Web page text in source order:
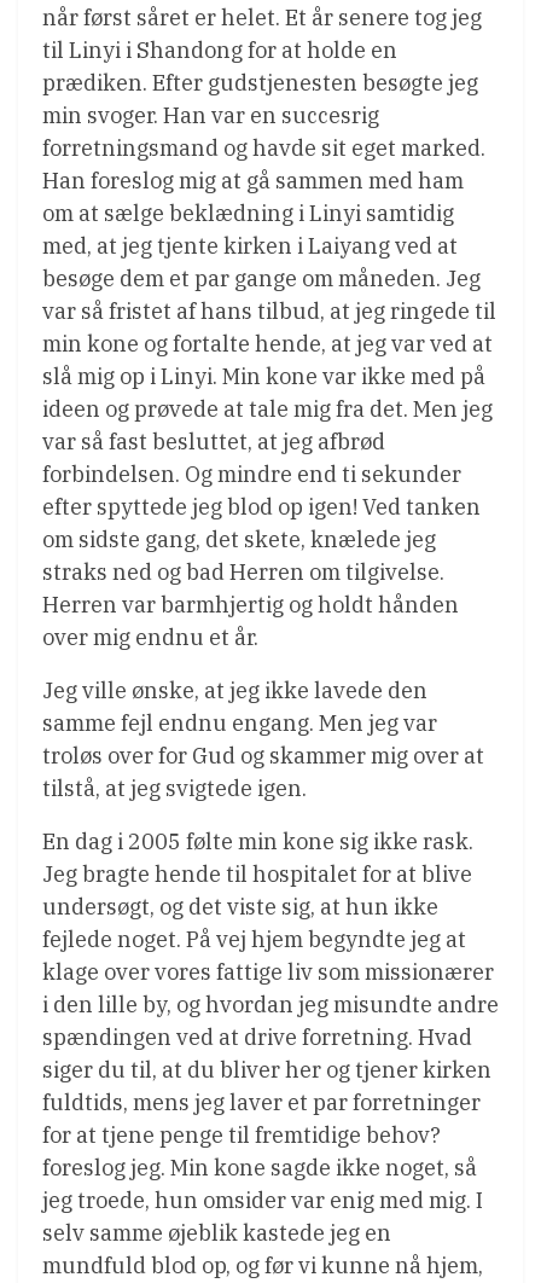
når først såret er helet. Et år senere tog jeg
til Linyi i Shandong for at holde en
prædiken. Efter gudstjenesten besøgte jeg
min svoger. Han var en succesrig
forretningsmand og havde sit eget marked.
Han foreslog mig at gå sammen med ham
om at sælge beklædning i Linyi samtidig
med, at jeg tjente kirken i Laiyang ved at
besøge dem et par gange om måneden. Jeg
var så fristet af hans tilbud, at jeg ringede til
min kone og fortalte hende, at jeg var ved at
slå mig op i Linyi. Min kone var ikke med på
ideen og prøvede at tale mig fra det. Men jeg
var så fast besluttet, at jeg afbrød
forbindelsen. Og mindre end ti sekunder
efter spyttede jeg blod op igen! Ved tanken
om sidste gang, det skete, knælede jeg
straks ned og bad Herren om tilgivelse.
Herren var barmhjertig og holdt hånden
over mig endnu et år.
Jeg ville ønske, at jeg ikke lavede den
samme fejl endnu engang. Men jeg var
troløs over for Gud og skammer mig over at
tilstå, at jeg svigtede igen.
En dag i 2005 følte min kone sig ikke rask.
Jeg bragte hende til hospitalet for at blive
undersøgt, og det viste sig, at hun ikke
fejlede noget. På vej hjem begyndte jeg at
klage over vores fattige liv som missionærer
i den lille by, og hvordan jeg misundte andre
spændingen ved at drive forretning. Hvad
siger du til, at du bliver her og tjener kirken
fuldtids, mens jeg laver et par forretninger
for at tjene penge til fremtidige behov?
foreslog jeg. Min kone sagde ikke noget, så
jeg troede, hun omsider var enig med mig. I
selv samme øjeblik kastede jeg en
mundfuld blod op, og før vi kunne nå hjem,